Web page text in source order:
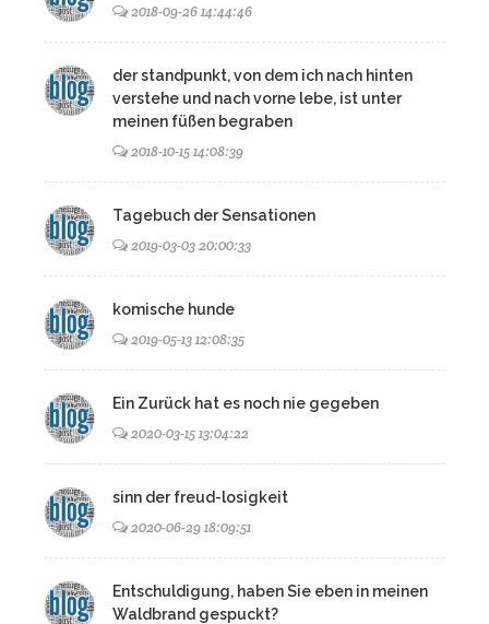
2018-09-26 14:44:46
der standpunkt, von dem ich nach hinten
verstehe und nach vorne lebe, ist unter
meinen füßen begraben
2018-10-15 14:08:39
Tagebuch der Sensationen
2019-03-03 20:00:33
komische hunde
2019-05-13 12:08:35
Ein Zurück hat es noch nie gegeben
2020-03-15 13:04:22
sinn der freud-losigkeit
2020-06-29 18:09:51
Entschuldigung, haben Sie eben in meinen
Waldbrand gespuckt?